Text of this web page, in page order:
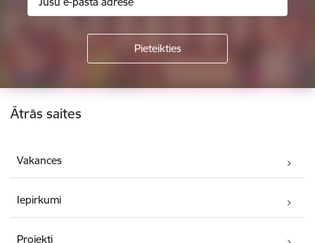
Kājene
Ātrās saites
Vakances
Iepirkumi
Projekti